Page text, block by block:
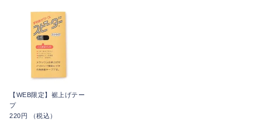
【WEB限定】裾上げテー
プ
220円 （税込）